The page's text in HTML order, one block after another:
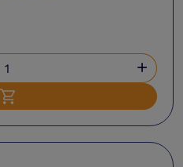

Ajouter au panier